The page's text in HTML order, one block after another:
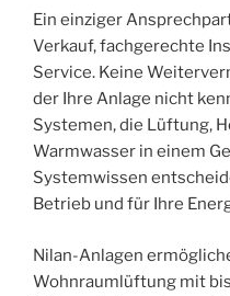
Ein einziger
Verkauf, fachgerechte
Service. Keine
der Ihre Anlage nicht
Systemen, die Lüftung,
Warmwasser in einem
Systemwissen
Betrieb und für Ihre
Nilan-Anlagen
Wohnraumlüftung mit